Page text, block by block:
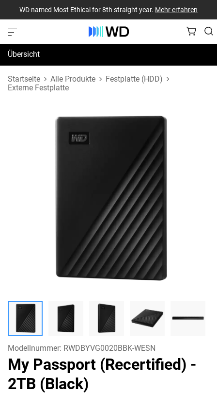
WD named Most Ethical for 8th straight year. Mehr erfahren
Übersicht
Technische Daten
Startseite Alle Produkte
Festplatte (HDD)
Externe Festplatte
Modellnummer: RWDBYVG0020BBK-WESN
My Passport (Recertified) -
2TB (Black)